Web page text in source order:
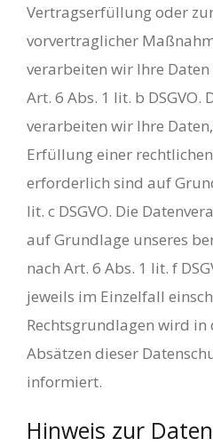
Vertragserfüllung oder
vorvertraglicher
verarbeiten wir Ihre
Art. 6 Abs. 1 lit. b DSGVO.
verarbeiten wir Ihre
Erfüllung einer
erforderlich sind auf
lit. c DSGVO. Die
auf Grundlage unseres
nach Art. 6 Abs. 1 lit. f
jeweils im Einzelfall
Rechtsgrundlagen wird in
Absätzen dieser
informiert.
Hinweis zur